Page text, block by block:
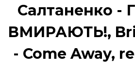
Салтаненко -
ВМИРАЮТЬ!,
- Come Away,